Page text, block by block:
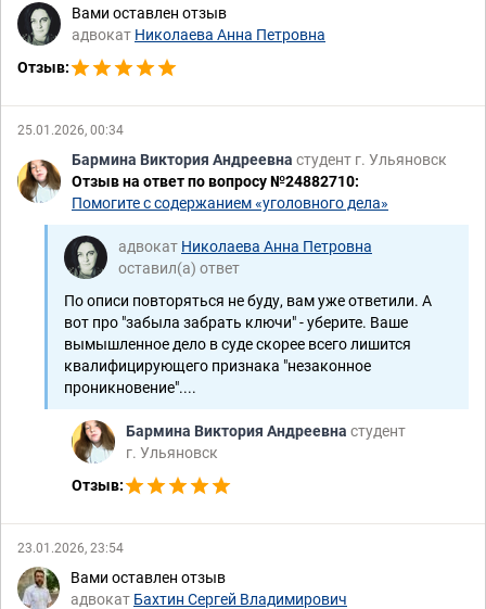
Вами оставлен отзыв
адвокат Николаева Анна Петровна
Отзыв:
25.01.2026, 00:34
Бармина Виктория Андреевна студент г. Ульяновск
Отзыв на ответ по вопросу №24882710:
Помогите с содержанием «уголовного дела»
адвокат Николаева Анна Петровна
оставил(а) ответ
По описи повторяться не буду, вам уже ответили. А
вот про "забыла забрать ключи" - уберите. Ваше
вымышленное дело в суде скорее всего лишится
квалифицирующего признака "незаконное
проникновение"....
Бармина Виктория Андреевна студент
г. Ульяновск
Отзыв:
23.01.2026, 23:54
Вами оставлен отзыв
адвокат Бахтин Сергей Владимирович